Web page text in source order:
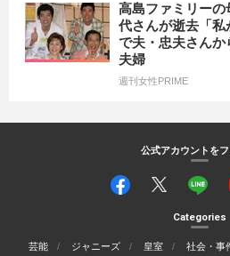
高島ファミリー
代さんが逝去「私
で夫・忠夫さんか
夫婦
週刊女性PRIME
公式アカウントを
Categories
芸能 ジャニーズ 皇室 社会・事